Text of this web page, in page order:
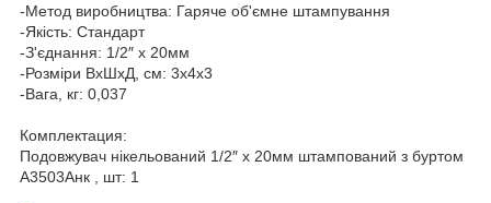
-Метод виробництва: Гаряче об'ємне штампування
-Якість: Стандарт
-З'єднання: 1/2″ х 20мм
-Розміри ВхШхД, см: 3х4х3
-Вага, кг: 0,037
Комплектация:
Подовжувач нікельований 1/2″ х 20мм штампований з буртом
А3503Анк , шт: 1